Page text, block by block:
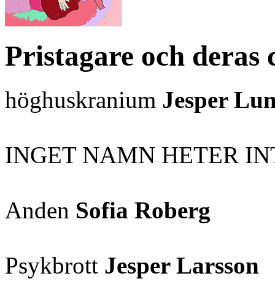
Pristagare och deras
höghuskranium Jesper
INGET NAMN HETER
Anden Sofia Roberg
Psykbrott Jesper Larsson